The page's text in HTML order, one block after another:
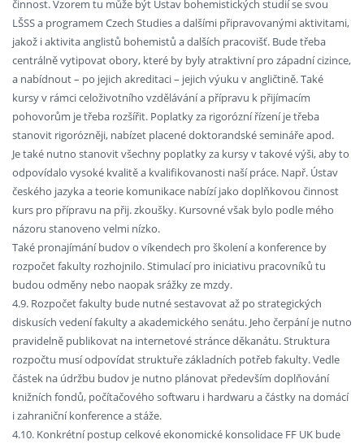
činnost. Vzorem tu může být Ústav bohemistických studií se svou
LŠSS a programem Czech Studies a dalšími připravovanými aktivitami,
jakož i aktivita anglistů bohemistů a dalších pracovišť. Bude třeba
centrálně vytipovat obory, které by byly atraktivní pro západní cizince,
a nabídnout – po jejich akreditaci – jejich výuku v angličtině. Také
kursy v rámci celoživotního vzdělávání a přípravu k přijímacím
pohovorům je třeba rozšířit. Poplatky za rigorózní řízení je třeba
stanovit rigorózněji, nabízet placené doktorandské semináře apod.
Je také nutno stanovit všechny poplatky za kursy v takové výši, aby to
odpovídalo vysoké kvalitě a kvalifikovanosti naší práce. Např. Ústav
českého jazyka a teorie komunikace nabízí jako doplňkovou činnost
kurs pro přípravu na přij. zkoušky. Kursovné však bylo podle mého
názoru stanoveno velmi nízko.
Také pronajímání budov o víkendech pro školení a konference by
rozpočet fakulty rozhojnilo. Stimulací pro iniciativu pracovníků tu
budou odměny nebo naopak srážky ze mzdy.
4.9. Rozpočet fakulty bude nutné sestavovat až po strategických
diskusích vedení fakulty a akademického senátu. Jeho čerpání je nutno
pravidelně publikovat na internetové stránce děkanátu. Struktura
rozpočtu musí odpovídat struktuře základních potřeb fakulty. Vedle
částek na údržbu budov je nutno plánovat především doplňování
knižních fondů, počítačového softwaru i hardwaru a částky na domácí
i zahraniční konference a stáže.
4.10. Konkrétní postup celkové ekonomické konsolidace FF UK bude